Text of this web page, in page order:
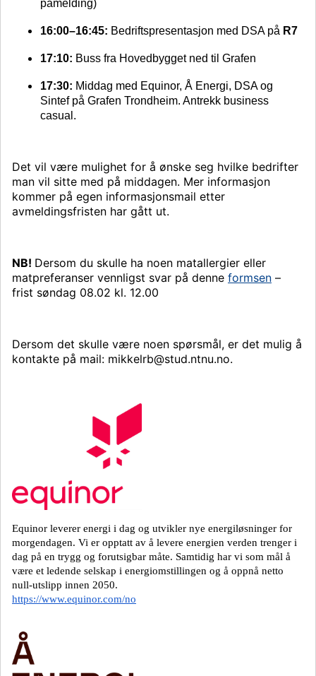
påmelding)
16:00–16:45: Bedriftspresentasjon med DSA på R7
17:10: Buss fra Hovedbygget ned til Grafen
17:30: Middag med Equinor, Å Energi, DSA og
Sintef på Grafen Trondheim. Antrekk business
casual.
Det vil være mulighet for å ønske seg hvilke bedrifter
man vil sitte med på middagen. Mer informasjon
kommer på egen informasjonsmail etter
avmeldingsfristen har gått ut.
NB! Dersom du skulle ha noen matallergier eller
matpreferanser vennligst svar på denne formsen –
frist søndag 08.02 kl. 12.00
Dersom det skulle være noen spørsmål, er det mulig å
kontakte på mail: mikkelrb@stud.ntnu.no.
Equinor leverer energi i dag og utvikler nye energiløsninger for
morgendagen. Vi er opptatt av å levere energien verden trenger i
dag på en trygg og forutsigbar måte. Samtidig har vi som mål å
være et ledende selskap i energiomstillingen og å oppnå netto
null-utslipp innen 2050.
https://www.equinor.com/no